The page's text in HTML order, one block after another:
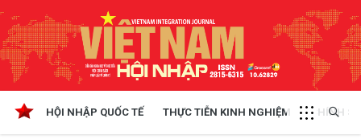
HỘI NHẬP QUỐC TẾ THỰC TIỄN KINH NGHIỆM CHÍNH